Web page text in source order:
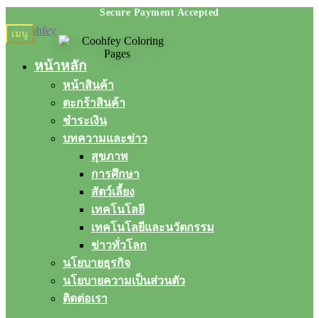
Skip
to
Skip
to
เมนู
หน้าหลัก
หน้าสินค้า
ตะกร้าสินค้า
ชำระเงิน
บทความและข่าว
สุขภาพ
การศึกษา
สัตว์เลี้ยง
เทคโนโลยี
เทคโนโลยีและนวัตกรรม
ข่าวทั่วโลก
นโยบายธุรกิจ
นโยบายความเป็นส่วนตัว
ติดต่อเรา